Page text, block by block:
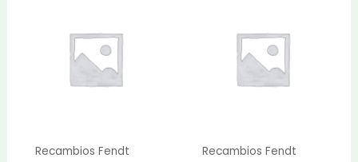
Recambios Fendt
Recambios Fendt